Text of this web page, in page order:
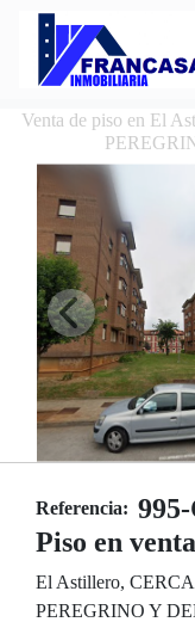
Venta de piso en El
Referencia:
Piso en venta
El Astillero,
PEREGRINO Y